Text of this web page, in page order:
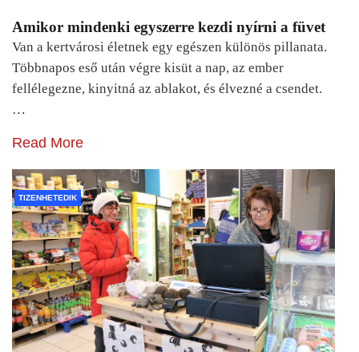
Amikor mindenki egyszerre kezdi nyírni a füvet
Van a kertvárosi életnek egy egészen különös pillanata.
Többnapos eső után végre kisüt a nap, az ember
fellélegezne, kinyitná az ablakot, és élvezné a csendet.
…
Read More
TIZENHETEDIK